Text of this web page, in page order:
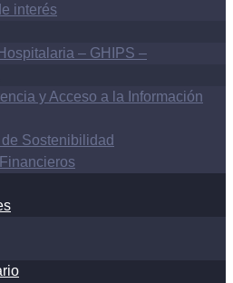
interés
– GHIPS –
y Acceso a la Información
de Sostenibilidad